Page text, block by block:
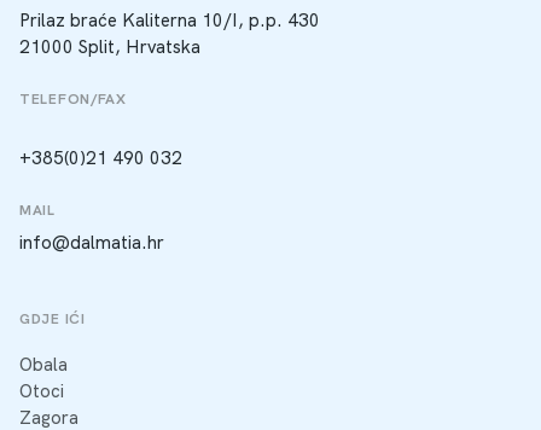
Prilaz braće Kaliterna 10/I, p.p. 430
21000 Split, Hrvatska
TELEFON/FAX
+385(0)21 490 032
MAIL
info@dalmatia.hr
GDJE IĆI
Obala
Otoci
Zagora